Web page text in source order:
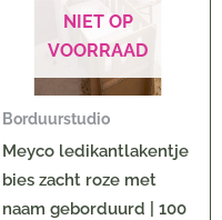
NIET OP
VOORRAAD
Borduurstudio
Meyco ledikantlakentje
bies zacht roze met
naam geborduurd | 100